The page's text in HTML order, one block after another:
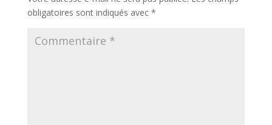
obligatoires sont indiqués avec *